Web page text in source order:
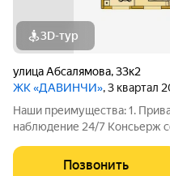
3D-тур
улица Абсалямова,33к2
ЖК «ДАВИНЧИ», 3 квартал
Наши преимущества: 1.
наблюдение 24/7 Консьерж
этаже Библиотека
Позвонить